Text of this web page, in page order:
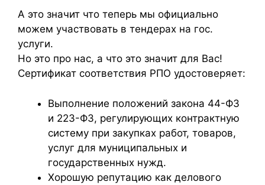
А это значит что теперь мы официально
можем участвовать в тендерах на гос.
услуги.
Но это про нас, а что это значит для Вас!
Сертификат соответствия РПО удостоверяет:
Выполнение положений закона 44-ФЗ
и 223-ФЗ, регулирующих контрактную
систему при закупках работ, товаров,
услуг для муниципальных и
государственных нужд.
Хорошую репутацию как делового